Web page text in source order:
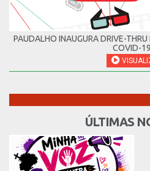
PAUDALHO INAUGURA DRIVE-
COVID-
ÚLTIMAS